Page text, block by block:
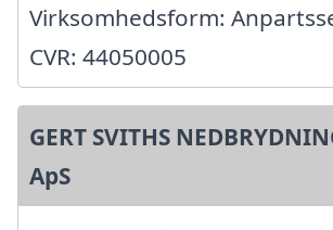
Virksomhedsform:
CVR: 44050005
GERT SVITHS
ApS